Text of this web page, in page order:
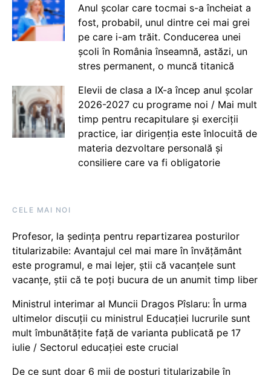
Anul școlar care tocmai s-a încheiat a
fost, probabil, unul dintre cei mai grei
pe care i-am trăit. Conducerea unei
școli în România înseamnă, astăzi, un
stres permanent, o muncă titanică
Elevii de clasa a IX-a încep anul școlar
2026-2027 cu programe noi / Mai mult
timp pentru recapitulare și exerciții
practice, iar dirigenția este înlocuită de
materia dezvoltare personală și
consiliere care va fi obligatorie
CELE MAI NOI
Profesor, la ședința pentru repartizarea posturilor
titularizabile: Avantajul cel mai mare în învățământ
este programul, e mai lejer, știi că vacanțele sunt
vacanţe, știi că te poți bucura de un anumit timp liber
Ministrul interimar al Muncii Dragos Pîslaru: În urma
ultimelor discuții cu ministrul Educației lucrurile sunt
mult îmbunătățite față de varianta publicată pe 17
iulie / Sectorul educației este crucial
De ce sunt doar 6 mii de posturi titularizabile în